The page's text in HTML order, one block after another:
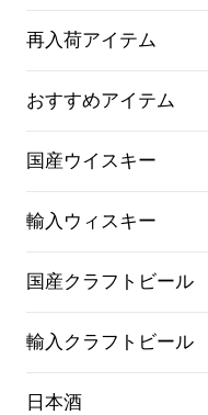
再入荷アイテム
おすすめアイテム
国産ウイスキー
輸入ウィスキー
国産クラフトビール
輸入クラフトビール
日本酒